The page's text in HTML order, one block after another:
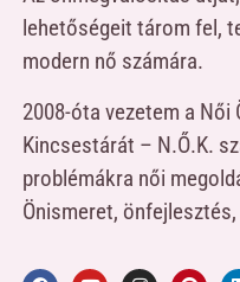
lehetőségeit tárom fel,
modern nő számára.
2008-óta vezetem a Női
Kincsestárát – N.Ő.K.
problémákra női
Önismeret,